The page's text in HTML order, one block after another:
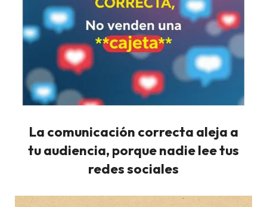
La comunicación correcta aleja a
tu audiencia, porque nadie lee tus
redes sociales